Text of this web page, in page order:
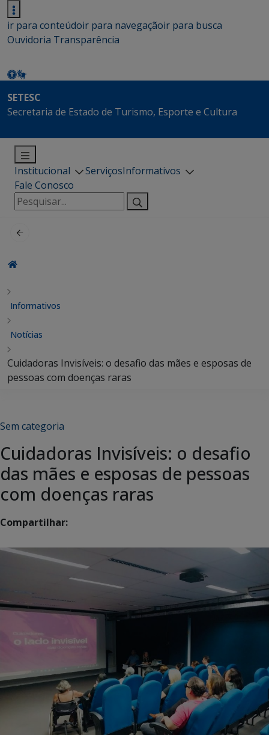
ir para conteúdoir para navegaçãoir para busca
Ouvidoria Transparência
SETESC
Secretaria de Estado de Turismo, Esporte e Cultura
Institucional ServiçosInformativos
Fale Conosco
Pesquisar
por:
Informativos
Notícias
Cuidadoras Invisíveis: o desafio das mães e esposas de
pessoas com doenças raras
Sem categoria
Cuidadoras Invisíveis: o desafio
das mães e esposas de pessoas
com doenças raras
Compartilhar: